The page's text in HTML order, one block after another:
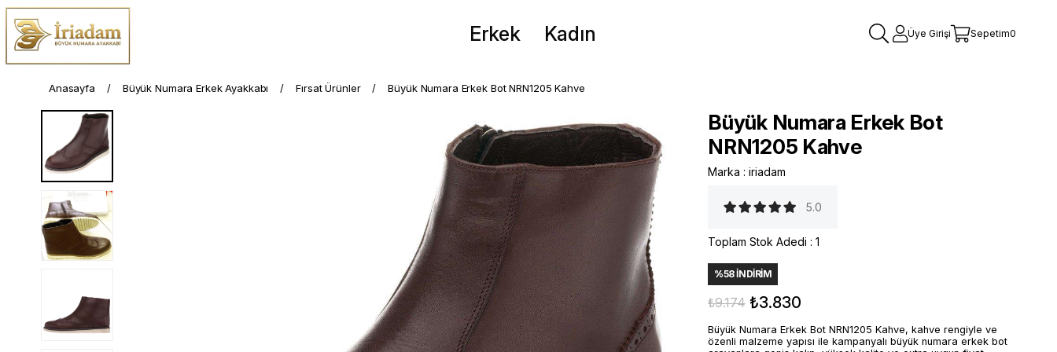
Erkek Kadın Üye Girişi Sepetim0
Anasayfa Büyük Numara Erkek Ayakkabı Fırsat Ürünler Büyük Numara Erkek Bot NRN1205 Kahve
Büyük Numara Erkek Bot
NRN1205 Kahve
Marka : iriadam
5.0
Toplam Stok Adedi : 1
%58İNDIRIM
₺9.174 ₺3.830
Büyük Numara Erkek Bot NRN1205 Kahve, kahve rengiyle ve
özenli malzeme yapısı ile kampanyalı büyük numara erkek bot